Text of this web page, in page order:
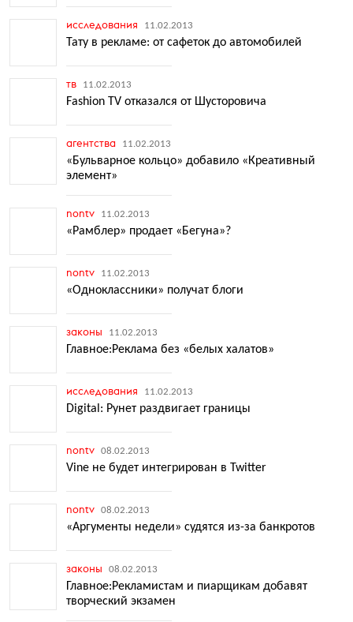
исследования 11.02.2013
Тату в рекламе: от сафеток до автомобилей
тв 11.02.2013
Fashion TV отказался от Шусторовича
агентства 11.02.2013
«Бульварное кольцо» добавило «Креативный
элемент»
nontv 11.02.2013
«Рамблер» продает «Бегуна»?
nontv 11.02.2013
«Одноклассники» получат блоги
законы 11.02.2013
Главное:Реклама без «белых халатов»
исследования 11.02.2013
Digital: Рунет раздвигает границы
nontv 08.02.2013
Vine не будет интегрирован в Twitter
nontv 08.02.2013
«Аргументы недели» судятся из-за банкротов
законы 08.02.2013
Главное:Рекламистам и пиарщикам добавят
творческий экзамен